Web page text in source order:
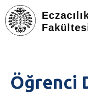
EĞITIM
Öğrenci